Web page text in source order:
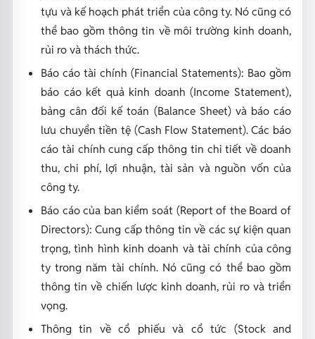
tựu và kế hoạch phát triển của công ty. Nó cũng có
thể bao gồm thông tin về môi trường kinh doanh,
rủi ro và thách thức.
Báo cáo tài chính (Financial Statements): Bao gồm
báo cáo kết quả kinh doanh (Income Statement),
bảng cân đối kế toán (Balance Sheet) và báo cáo
lưu chuyển tiền tệ (Cash Flow Statement). Các báo
cáo tài chính cung cấp thông tin chi tiết về doanh
thu, chi phí, lợi nhuận, tài sản và nguồn vốn của
công ty.
Báo cáo của ban kiểm soát (Report of the Board of
Directors): Cung cấp thông tin về các sự kiện quan
trọng, tình hình kinh doanh và tài chính của công
ty trong năm tài chính. Nó cũng có thể bao gồm
thông tin về chiến lược kinh doanh, rủi ro và triển
vọng.
Thông tin về cổ phiếu và cổ tức (Stock and